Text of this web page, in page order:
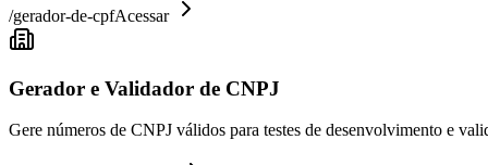
/gerador-de-cpfAcessar
Gerador e Validador de CNPJ
Gere números de CNPJ válidos para testes de desenvolvimento e